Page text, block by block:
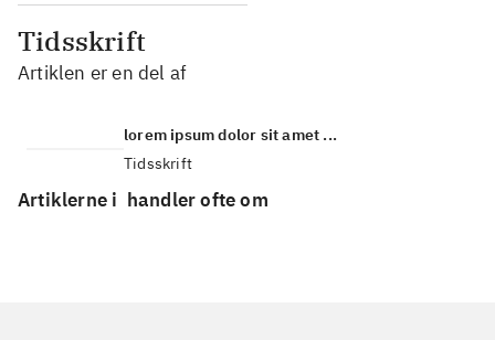
Tidsskrift
Artiklen er en del af
lorem ipsum dolor sit amet ...
Tidsskrift
Artiklerne i handler ofte om